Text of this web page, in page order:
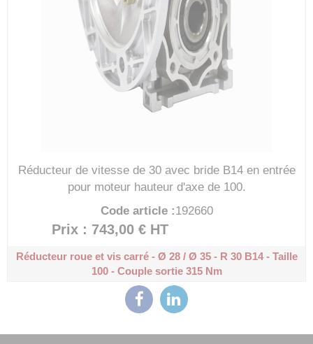
Réducteur de vitesse de 30 avec bride B14 en entrée
pour moteur hauteur d'axe de 100.
Code article :192660
Prix : 743,00 € HT
Réducteur roue et vis carré - Ø 28 / Ø 35 - R 30B14 - Taille
100 - Couple sortie 315 Nm